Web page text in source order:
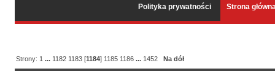
Polityka prywatności Strona
Strony: 1 ... 1182 1183 [1184] 1185 1186 ... 1452 Na dół